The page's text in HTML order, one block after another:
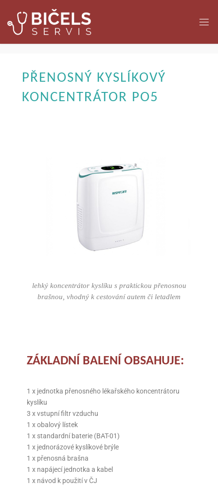
PŘENOSNÝ KYSLÍKOVÝ
KONCENTRÁTOR PO5
lehký koncentrátor kyslíku s praktickou přenosnou
brašnou, vhodný k cestování autem či letadlem
ZÁKLADNÍ BALENÍ OBSAHUJE:
1 x jednotka přenosného lékařského koncentrátoru
kyslíku
3 x vstupní filtr vzduchu
1 x obalový lístek
1 x standardní baterie (BAT-01)
1 x jednorázové kyslíkové brýle
1 x přenosná brašna
1 x napájecí jednotka a kabel
1 x návod k použití v ČJ